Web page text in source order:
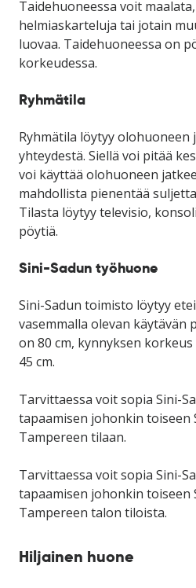
Taidehuoneessa voit
helmiaskarteluja tai jotain
luovaa. Taidehuoneessa on
korkeudessa.
Ryhmätila
Ryhmätila löytyy olohuoneen
yhteydestä. Siellä voi pitää
voi käyttää olohuoneen
mahdollista pienentää
Tilasta löytyy televisio,
pöytiä.
Sini-Sadun työhuone
Sini-Sadun toimisto löytyy
vasemmalla olevan käytävän
on 80 cm, kynnyksen
45 cm.
Tarvittaessa voit sopia Sini-
tapaamisen johonkin toiseen
Tampereen tilaan.
Tarvittaessa voit sopia Sini-
tapaamisen johonkin toiseen
Tampereen talon tiloista.
Hiljainen huone